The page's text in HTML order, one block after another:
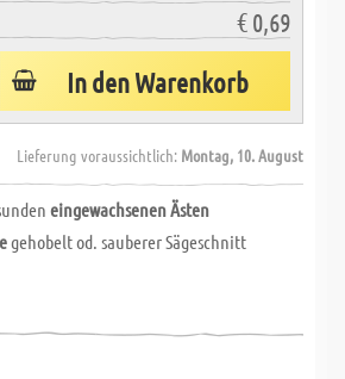
€ 0,69
In den Warenkorb
Lieferung voraussichtlich: Montag, 10. August
eingewachsenen Ästen
gehobelt od. sauberer Sägeschnitt